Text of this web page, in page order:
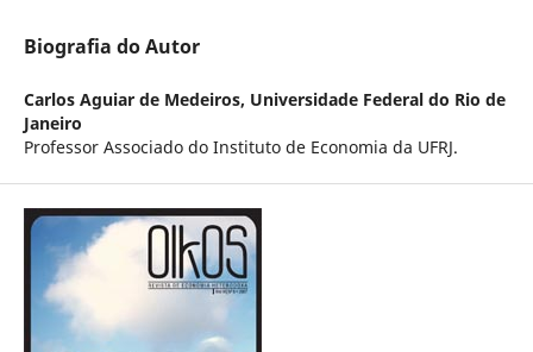
Biografia do Autor
Carlos Aguiar de Medeiros, Universidade Federal do Rio de
Janeiro
Professor Associado do Instituto de Economia da UFRJ.